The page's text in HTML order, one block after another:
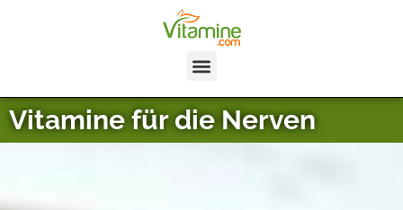
Vitamine für die Nerven